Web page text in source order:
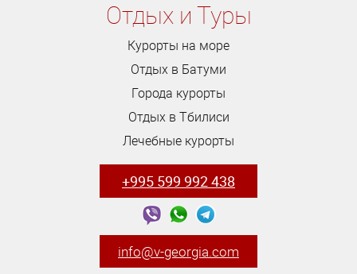
Отдых и Туры
Курорты на море
Отдых в Батуми
Города курорты
Отдых в Тбилиси
Лечебные курорты
+995 599 992 438
info@v-georgia.com